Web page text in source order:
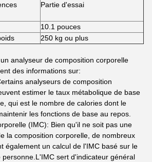
Partie d'essai
10.1 pouces
250 kg ou plus
analyseur de composition corporelle
des informations sur:
analyseurs de composition
estimer le taux métabolique de base
qui est le nombre de calories dont le
les fonctions de base au repos.
(IMC): Bien qu'il ne soit pas une
la composition corporelle, de nombreux
également un calcul de l'IMC basé sur le
personne.L'IMC sert d'indicateur général